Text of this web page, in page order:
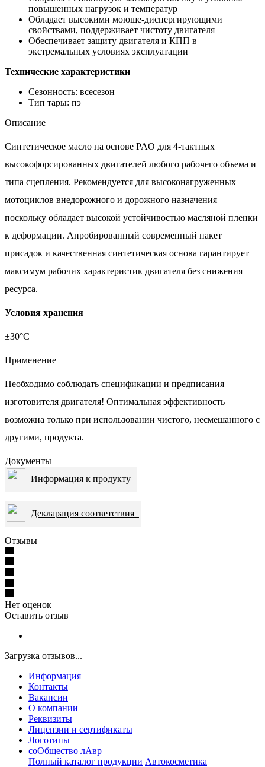
повышенных нагрузок и температур
Обладает высокими моюще-диспергирующими
свойствами, поддерживает чистоту двигателя
Обеспечивает защиту двигателя и КПП в
экстремальных условиях эксплуатации
Технические характеристики
Сезонность: всесезон
Тип тары: пэ
Описание
Синтетическое масло на основе PAO для 4-тактных
высокофорсированных двигателей любого рабочего объема и
типа сцепления. Рекомендуется для высоконагруженных
мотоциклов внедорожного и дорожного назначения
поскольку обладает высокой устойчивостью масляной пленки
к деформации. Апробированный современный пакет
присадок и качественная синтетическая основа гарантирует
максимум рабочих характеристик двигателя без снижения
ресурса.
Условия хранения
±30°С
Применение
Необходимо соблюдать спецификации и предписания
изготовителя двигателя! Оптимальная эффективность
возможна только при использовании чистого, несмешанного с
другими, продукта.
Документы
Информация к продукту
Декларация соответствия
Отзывы
Нет оценок
Оставить отзыв
Загрузка отзывов...
Информация
Контакты
Вакансии
О компании
Реквизиты
Лицензии и сертификаты
Логотипы
соОбщество лАвр
Полный каталог продукции Автокосметика